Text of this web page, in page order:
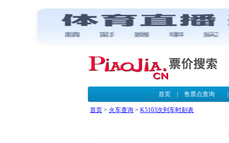
首页| 售票点查询
首页 > 火车查询 > K5103次列车时刻表